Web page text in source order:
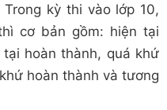
kỳ thi vào lớp 10,
cơ bản gồm: hiện tại
hoàn thành, quá khứ
hoàn thành và tương